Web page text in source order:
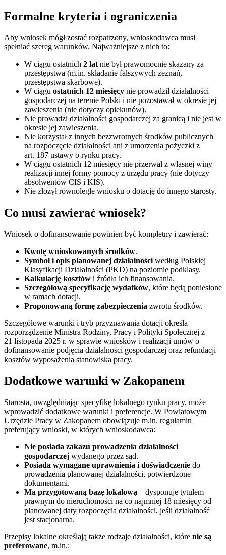
Formalne kryteria i ograniczenia
Aby wniosek mógł zostać rozpatrzony, wnioskodawca musi
spełniać szereg warunków. Najważniejsze z nich to:
W ciągu ostatnich 2 lat nie był prawomocnie skazany za
przestępstwa (m.in. składanie fałszywych zeznań,
przestępstwa skarbowe).
W ciągu ostatnich 12 miesięcy nie prowadził działalności
gospodarczej na terenie Polski i nie pozostawał w okresie jej
zawieszenia (nie dotyczy opiekunów).
Nie prowadzi działalności gospodarczej za granicą i nie jest w
okresie jej zawieszenia.
Nie korzystał z innych bezzwrotnych środków publicznych
na rozpoczęcie działalności ani z umorzenia pożyczki z
art. 187 ustawy o rynku pracy.
W ciągu ostatnich 12 miesięcy nie przerwał z własnej winy
realizacji innej formy pomocy z urzędu pracy (nie dotyczy
absolwentów CIS i KIS).
Nie złożył równolegle wniosku o dotację do innego starosty.
Co musi zawierać wniosek?
Wniosek o dofinansowanie powinien być kompletny i zawierać:
Kwotę wnioskowanych środków.
Symbol i opis planowanej działalności według Polskiej
Klasyfikacji Działalności (PKD) na poziomie podklasy.
Kalkulację kosztów i źródła ich finansowania.
Szczegółową specyfikację wydatków, które będą poniesione
w ramach dotacji.
Proponowaną formę zabezpieczenia zwrotu środków.
Szczegółowe warunki i tryb przyznawania dotacji określa
rozporządzenie Ministra Rodziny, Pracy i Polityki Społecznej z
21 listopada 2025 r. w sprawie wniosków i realizacji umów o
dofinansowanie podjęcia działalności gospodarczej oraz refundacji
kosztów wyposażenia stanowiska pracy.
Dodatkowe warunki w Zakopanem
Starosta, uwzględniając specyfikę lokalnego rynku pracy, może
wprowadzić dodatkowe warunki i preferencje. W Powiatowym
Urzędzie Pracy w Zakopanem obowiązuje m.in. regulamin
preferujący wnioski, w których wnioskodawca:
Nie posiada zakazu prowadzenia działalności
gospodarczej wydanego przez sąd.
Posiada wymagane uprawnienia i doświadczenie do
prowadzenia planowanej działalności, potwierdzone
dokumentami.
Ma przygotowaną bazę lokalową – dysponuje tytułem
prawnym do nieruchomości na co najmniej 18 miesięcy od
planowanej daty rozpoczęcia działalności, jeśli działalność
jest stacjonarna.
Przepisy lokalne określają także rodzaje działalności, które nie są
preferowane, m.in.: